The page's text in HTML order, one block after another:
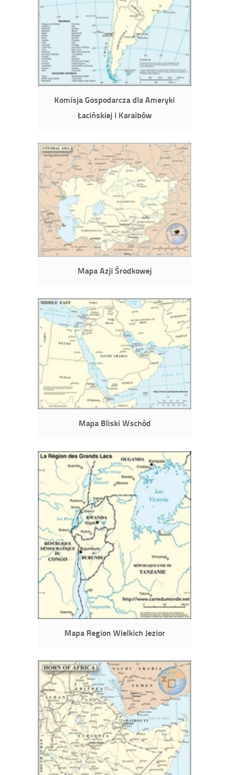
Komisja Gospodarcza dla Ameryki
Łacińskiej i Karaibów
Mapa Azji Środkowej
Mapa Bliski Wschód
Mapa Region Wielkich Jezior